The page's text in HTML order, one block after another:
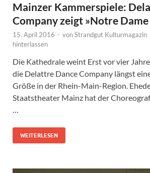
Mainzer Kammerspiele:
Company zeigt »Notre Dame
15. April 2016 - vonStrandgut Kulturmagazin
hinterlassen
Die Kathedrale weint Erst vor vier
die Delattre Dance Company längst
Größe in der Rhein-Main-Region.
Staatstheater Mainz hat der
…
WEITERLESEN